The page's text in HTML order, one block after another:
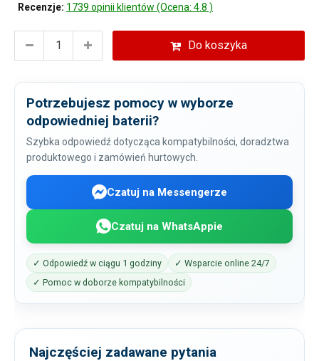
Recenzje: 1739 opinii klientów (Ocena: 4.8 )
Do koszyka
Potrzebujesz pomocy w wyborze
odpowiedniej baterii?
Szybka odpowiedź dotycząca kompatybilności, doradztwa
produktowego i zamówień hurtowych.
Czatuj na Messengerze
Czatuj na WhatsAppie
✓ Odpowiedź w ciągu 1 godziny
✓ Wsparcie online 24/7
✓ Pomoc w doborze kompatybilności
Najczęściej zadawane pytania